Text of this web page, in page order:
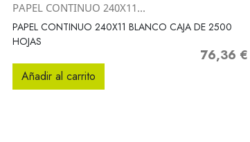
Vista rápida
PAPEL CONTINUO 240X11...
PAPEL CONTINUO 240X11 BLANCO CAJA DE 2500
HOJAS
Precio
76,36 €
Añadir al carrito